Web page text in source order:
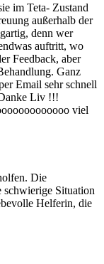
im Teta- Zustand
außerhalb der
denn wer
auftritt, wo
Feedback, aber
Ganz
Email sehr schnell
Liv !!!
viel
Die
schwierige Situation
Helferin, die